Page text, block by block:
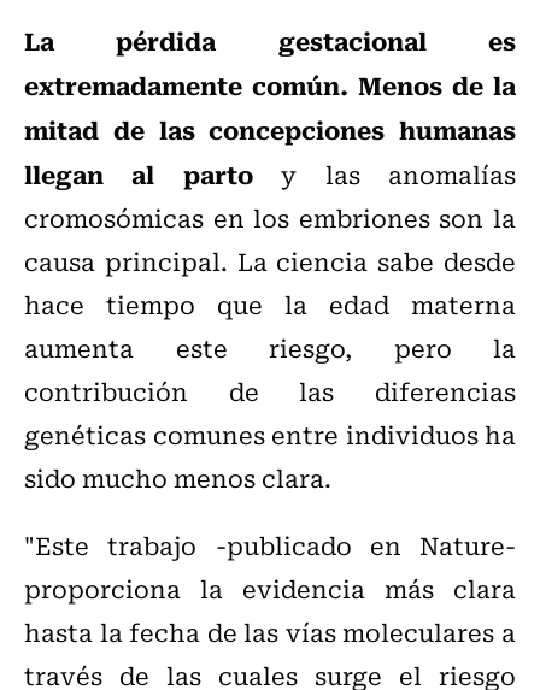
La pérdida gestacional es
extremadamente común. Menos de la
mitad de las concepciones humanas
llegan al partoy las anomalías
cromosómicas en los embriones son la
causa principal. La ciencia sabe desde
hace tiempo que la edad materna
aumenta este riesgo, pero la
contribución de las diferencias
genéticas comunes entre individuos ha
sido mucho menos clara.
"Este trabajo -publicado en Nature-
proporciona la evidencia más clara
hasta la fecha de las vías moleculares a
través de las cuales surge el riesgo